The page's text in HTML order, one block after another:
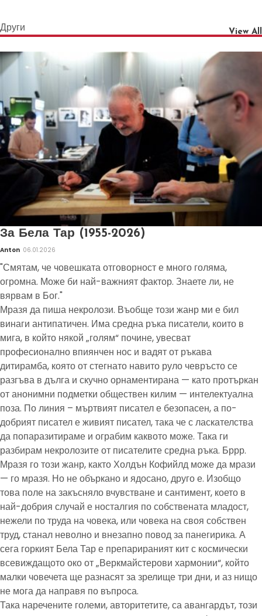
Други View All
За Бела Тар (1955-2026)
Anton 06.01.2026
"Смятам, че човешката отговорност е много голяма,
огромна. Може би най-важният фактор. Знаете ли, не
вярвам в Бог."
Мразя да пиша некролози. Въобще този жанр ми е бил
винаги антипатичен. Има средна ръка писатели, които в
мига, в който някой „голям“ почине, увесват
професионално впиянчен нос и вадят от ръкава
дитирамба, която от стегнато навито руло чевръсто се
разгъва в дълга и скучно орнаментирана — като протъркан
от анонимни подметки обществен килим — интелектуална
поза. По линия – мъртвият писател е безопасен, а по-
добрият писател е живият писател, така че с ласкателства
да попаразитираме и ограбим каквото може. Така ги
разбирам некролозите от писателите средна ръка. Бррр.
Мразя го този жанр, както Холдън Кофийлд може да мрази
— го мразя. Но не объркано и ядосано, друго е. Изобщо
това поле на закъсняло вчувстване и сантимент, което в
най-добрия случай е носталгия по собствената младост,
нежели по труда на човека, или човека на своя собствен
труд, станал неволно и внезапно повод за панегирика. А
сега горкият Бела Тар е препарираният кит с космически
всевиждащото око от „Веркмайстерови хармонии“, който
малки човечета ще разнасят за зрелище три дни, и аз нищо
не мога да направя по въпроса.
Така наречените големи, авторитетите, са авангардът, този